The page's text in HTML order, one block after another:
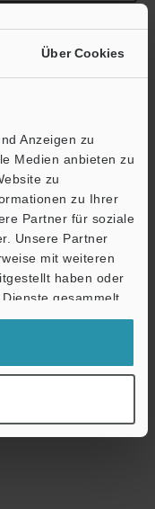
Über Cookies
Anzeigen zu
Medien anbieten zu
zu
zu Ihrer
Partner für soziale
Unsere Partner
mit weiteren
haben oder
gesammelt
Support